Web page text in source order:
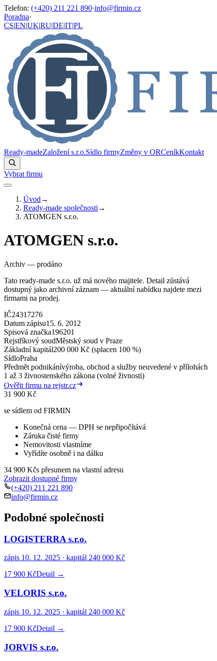
Telefon: (+420) 211 221 890·info@firmin.cz
Poradna·
CS|EN|UK|RU|DE|IT|PL
Ready-madeZaložení s.r.o.Sídlo firmyZměny v ORCeníkKontakt
Vybrat firmu
Úvod →
Ready-made společnosti →
ATOMGEN s.r.o.
ATOMGEN s.r.o.
Archiv — prodáno
Tato ready-made s.r.o. už má nového majitele. Detail zůstává
dostupný jako archivní záznam — aktuální nabídku najdete mezi
firmami na prodej.
IČ24317276
Datum zápisu15. 6. 2012
Spisová značka196201
Rejstříkový soudMěstský soud v Praze
Základní kapitál200 000 Kč (splacen 100 %)
SídloPraha
Předmět podnikánívýroba, obchod a služby neuvedené v přílohách
1 až 3 živnostenského zákona (volné živnosti)
Ověřit firmu na rejstr.cz
31 900 Kč
se sídlem od FIRMIN
Konečná cena — DPH se nepřipočítává
Záruka čisté firmy
Nemovitosti vlastníme
Vyřídíte osobně i na dálku
34 900 Kčs přesunem na vlastní adresu
Zobrazit dostupné firmy
(+420) 211 221 890
info@firmin.cz
Podobné společnosti
LOGISTERRA s.r.o.
zápis 10. 12. 2025 · kapitál 240 000 Kč
17 900 KčDetail →
VELORIS s.r.o.
zápis 10. 12. 2025 · kapitál 240 000 Kč
17 900 KčDetail →
JORVIS s.r.o.